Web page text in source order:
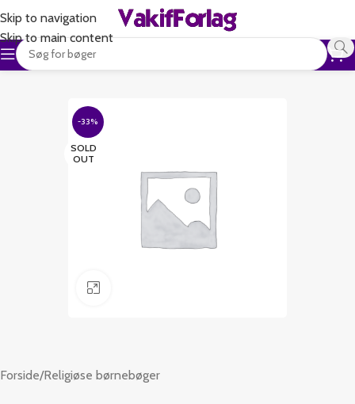
Skip to navigation
Skip to main content
-33%
SOLD
OUT
Forside/Religiøse børnebøger